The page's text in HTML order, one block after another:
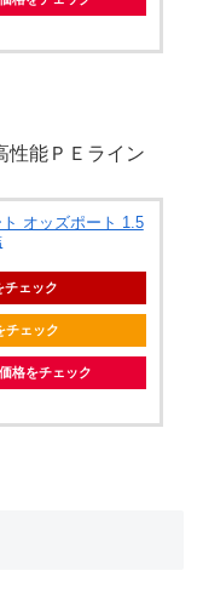
性能ＰＥライン
オッズポート 1.5
チェック
チェック
格をチェック